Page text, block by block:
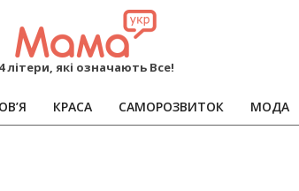
MAMA
4 літери, які означають Все!
Primary
КРАСА САМОРОЗВИТОК МОДА